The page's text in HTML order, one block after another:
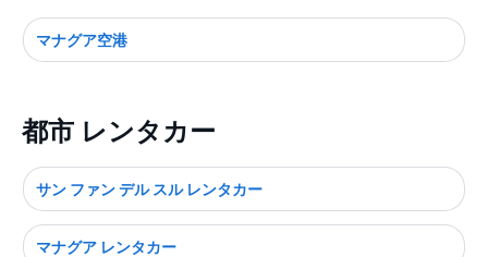
マナグア空港
都市 レンタカー
サン ファン デル スル レンタカー
マナグア レンタカー